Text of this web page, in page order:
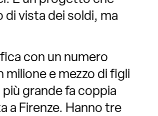
vista dei soldi, ma
con un numero
e mezzo di figli
grande fa coppia
a Firenze. Hanno tre